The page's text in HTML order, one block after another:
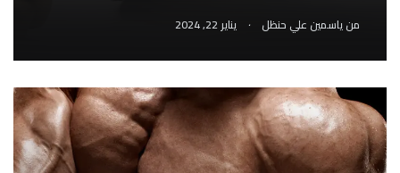
منياسمين علي حنظل . يناير 22, 2024